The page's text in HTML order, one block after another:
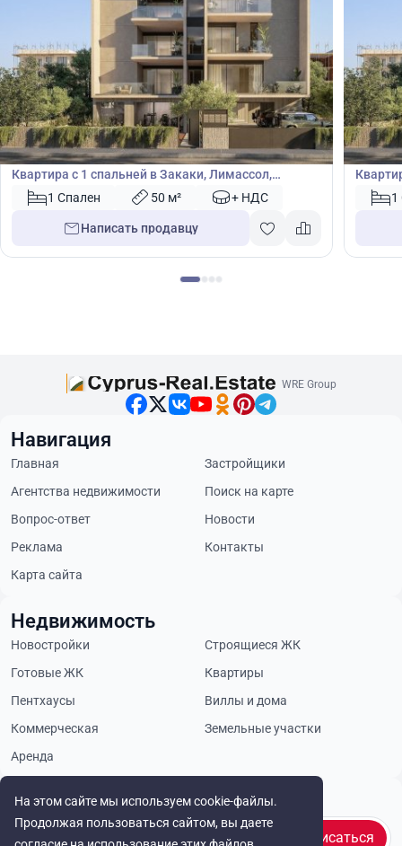
€240 000
Квартира
Квартира с 1 спальней в Закаки, Лимассол,
Лимасол, Кипр № 46772
1 Спален 50 м² + НДС
Написать продавцу
€240
1
На этом сайте мы используем cookie-файлы.
Продолжая пользоваться сайтом, вы даете
WRE Group
Будьте в курсе
Подписаться
Навигация
Главная
Застройщики
Агентства недвижимости
Поиск на карте
Вопрос-ответ
Новости
Реклама
Контакты
Карта сайта
Недвижимость
Новостройки
Строящиеся ЖК
Готовые ЖК
Квартиры
Пентхаусы
Виллы и дома
Коммерческая
Земельные участки
Аренда